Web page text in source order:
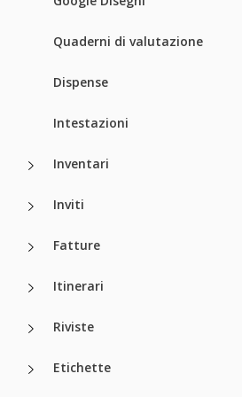
Quaderni di valutazione
Dispense
Intestazioni
Inventari
Inviti
Fatture
Itinerari
Riviste
Etichette